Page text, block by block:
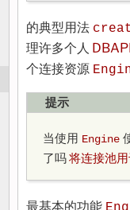
的典型用法
理许多个人
个连接资源
提示
当使用 Engine
了吗将连接池
最基本的功能